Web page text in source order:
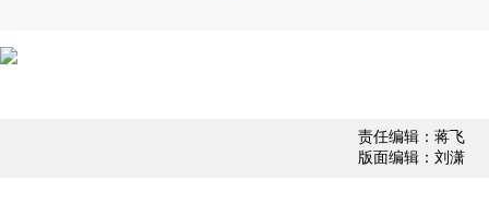
责任编辑：蒋飞
版面编辑：刘潇